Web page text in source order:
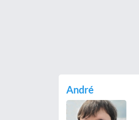
André